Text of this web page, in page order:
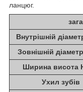
ланцюг.
Внутрішній
Зовнішній
Ширина висота
Ухил зубів